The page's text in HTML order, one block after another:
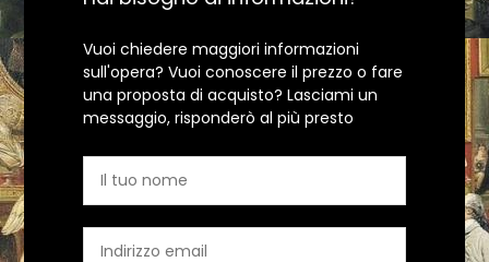
Vuoi chiedere maggiori informazioni
sull'opera? Vuoi conoscere il prezzo o fare
una proposta di acquisto? Lasciami un
messaggio, risponderò al più presto